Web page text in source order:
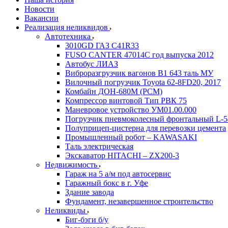
Новости
Вакансии
Реализация неликвидов
Автотехника
3010GD ГАЗ С41R33
FUSO CANTER 47014C год выпуска 2012
Автобус ЛИАЗ
Виброразгрузчик вагонов В1 643 таль МУ
Вилочный погрузчик Toyota 62-8FD20, 2017
Комбайн ДОН-680М (РСМ)
Компрессор винтовой Тип РВК 75
Маневровое устройство УМ01.00.000
Погрузчик пневмоколесный фронтальный L-
Полуприцеп-цистерна для перевозки цемента
Промышленный робот – KAWASAKI
Таль электрическая
Экскаватор HITACHI – ZX200-3
Недвижимость
Гараж на 5 а/м под автосервис
Гаражный бокс в г. Уфе
Здание завода
Фундамент, незавершенное строительство
Неликвиды
Биг-бэги б/у